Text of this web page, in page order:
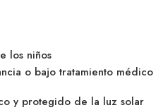
los niños
o bajo tratamiento médico
y protegido de la luz solar